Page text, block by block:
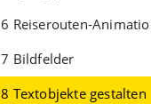
6 Reiserouten-
7 Bildfelder
8 Textobjekte gestalten